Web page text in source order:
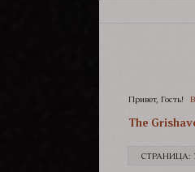
Привет, Гость!
The
СТРАНИЦА: